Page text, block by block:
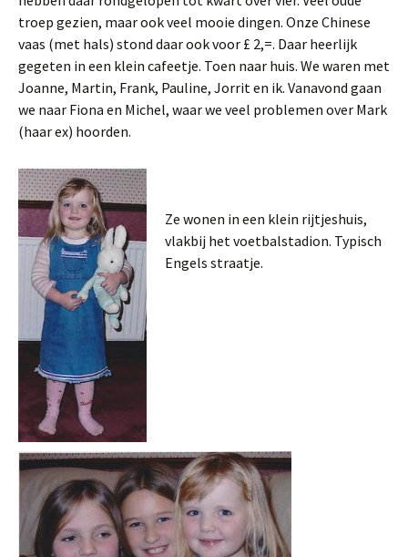
troep gezien, maar ook veel mooie dingen. Onze Chinese
vaas (met hals) stond daar ook voor £ 2,=. Daar heerlijk
gegeten in een klein cafeetje. Toen naar huis. We waren met
Joanne, Martin, Frank, Pauline, Jorrit en ik. Vanavond gaan
we naar Fiona en Michel, waar we veel problemen over Mark
(haar ex) hoorden.
Ze wonen in een klein rijtjeshuis,
vlakbij het voetbalstadion. Typisch
Engels straatje.